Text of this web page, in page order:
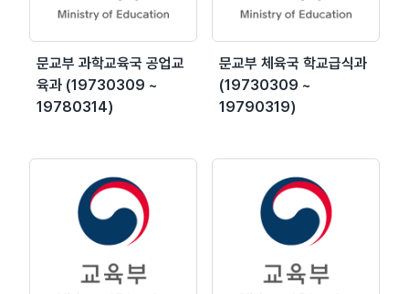
문교부 과학교육국 공업교
육과 (19730309 ~
19780314)
문교부 체육국 학교급식과
(19730309 ~
19790319)